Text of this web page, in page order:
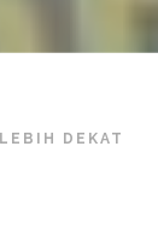
LEBIH DEKAT